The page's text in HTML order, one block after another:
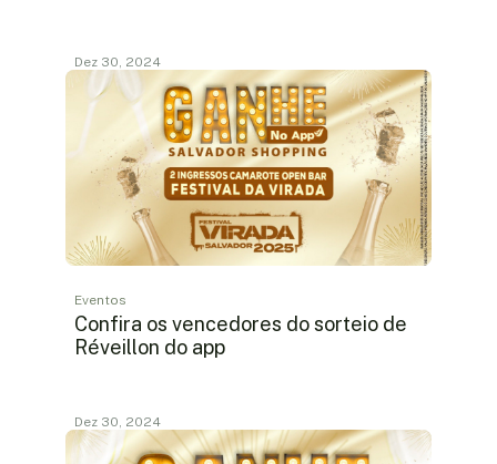
Dez 30, 2024
Eventos
Confira os vencedores do sorteio de
Réveillon do app
Dez 30, 2024